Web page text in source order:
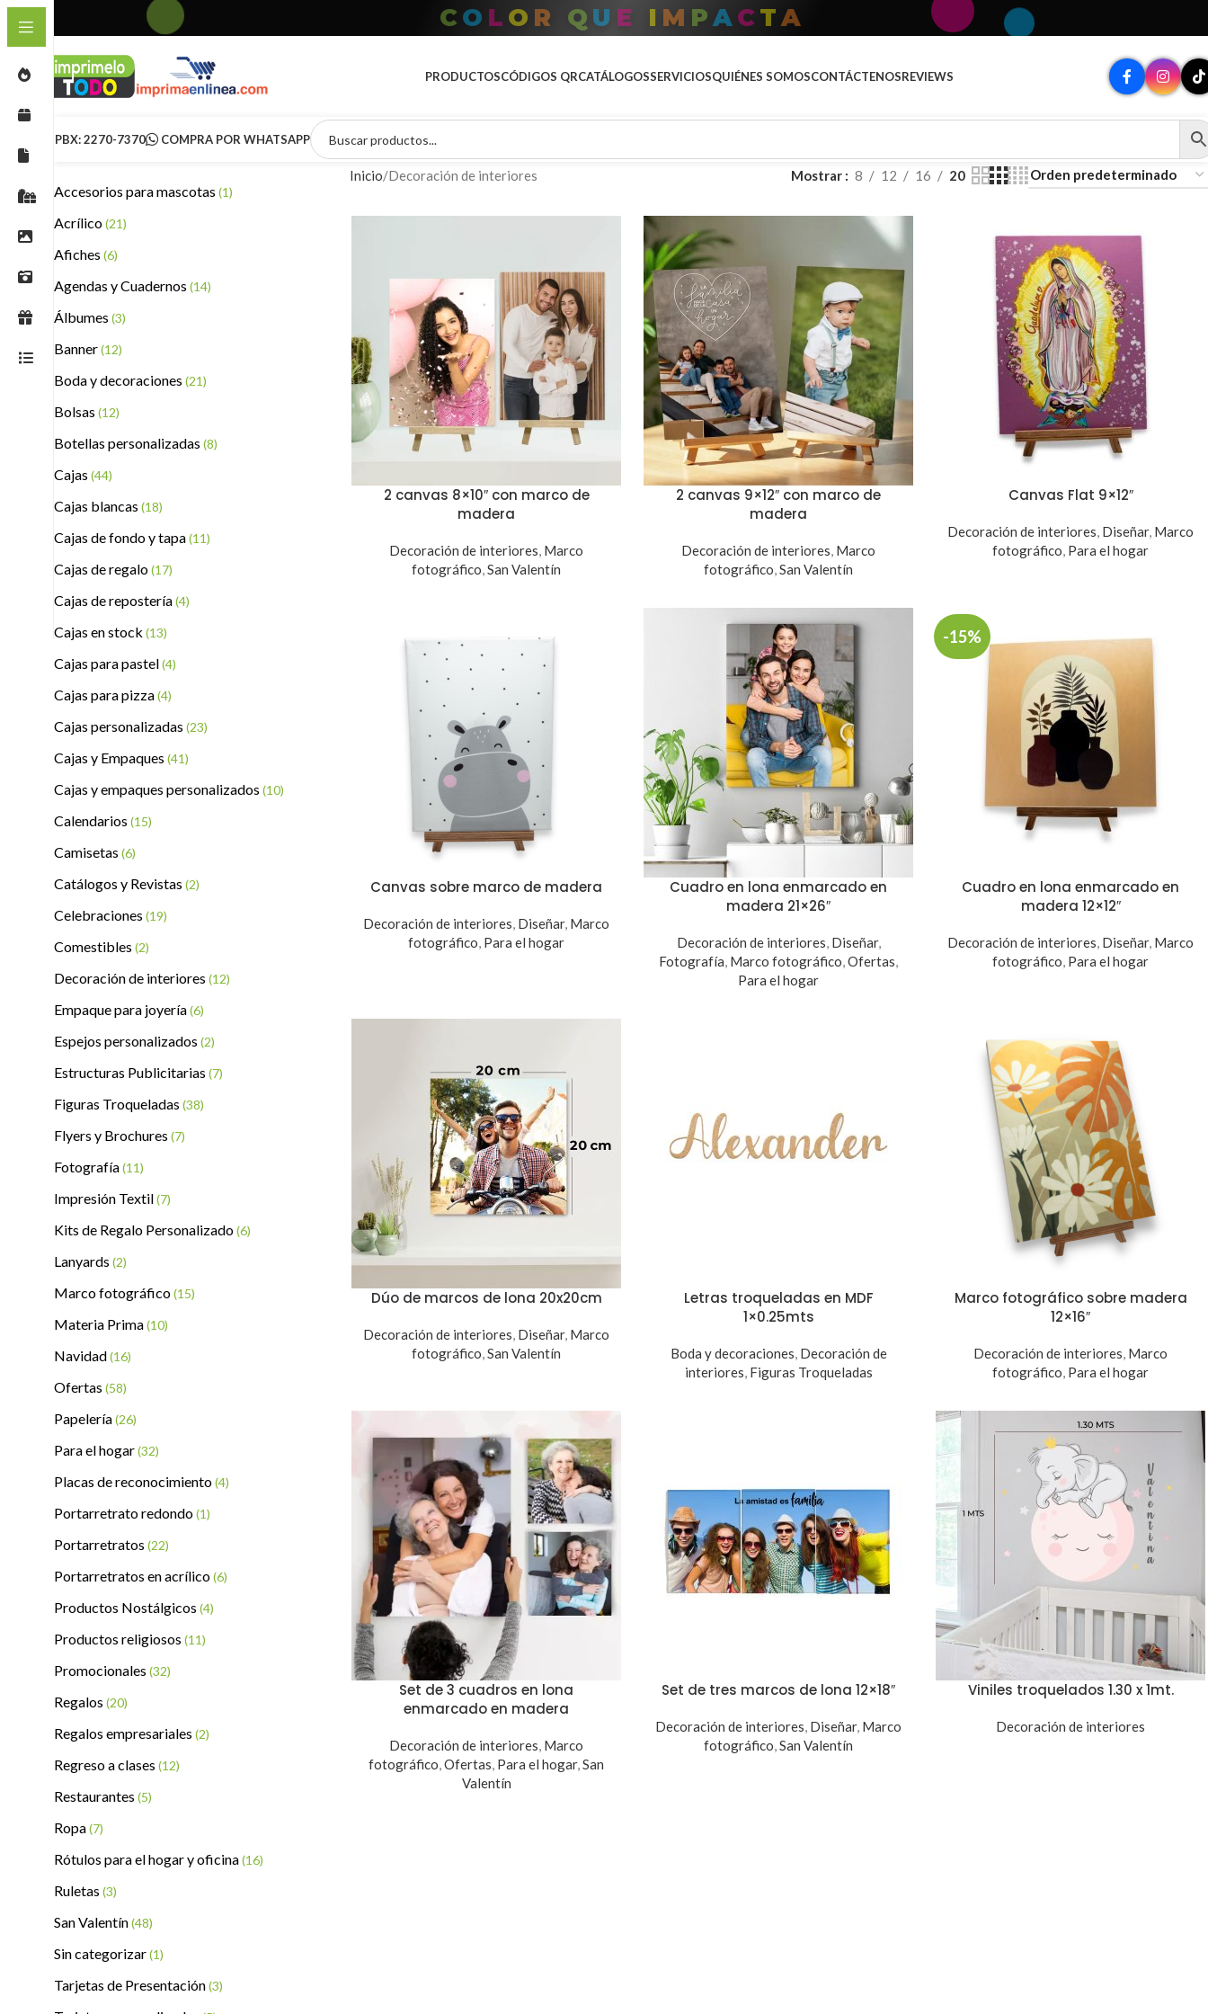
TODO P ARA T U MARCA
PRODUCTOSCÓDIGOS QRCATÁLOGOSSERVICIOSQUIÉNES SOMOSCONTÁCTENOSREVIEWS
PBX: 2270-7370 COMPRA POR WHATSAPP
Accesorios para mascotas (1)
Acrílico(21)
Afiches (6)
Agendas y Cuadernos (14)
Álbumes (3)
Banner(12)
Boda y decoraciones (21)
Bolsas (12)
Botellas personalizadas (8)
Cajas (44)
Cajas blancas (18)
Cajas de fondo y tapa(11)
Cajas de regalo(17)
Cajas de repostería(4)
Cajas en stock (13)
Cajas para pastel(4)
Cajas para pizza(4)
Cajas personalizadas (23)
Cajas y Empaques (41)
Cajas y empaques personalizados (10)
Calendarios (15)
Camisetas (6)
Catálogos y Revistas (2)
Celebraciones (19)
Comestibles (2)
Decoración de interiores (12)
Empaque para joyería(6)
Espejos personalizados (2)
Estructuras Publicitarias (7)
Figuras Troqueladas (38)
Flyers y Brochures (7)
Fotografía(11)
Impresión Textil(7)
Kits de Regalo Personalizado(6)
Lanyards (2)
Marco fotográfico(15)
Materia Prima(10)
Navidad(16)
Ofertas (58)
Papelería(26)
Para el hogar(32)
Placas de reconocimiento(4)
Portarretrato redondo(1)
Portarretratos (22)
Portarretratos en acrílico(6)
Productos Nostálgicos (4)
Productos religiosos (11)
Promocionales (32)
Regalos (20)
Regalos empresariales (2)
Regreso a clases (12)
Restaurantes (5)
Ropa(7)
Rótulos para el hogar y oficina(16)
Ruletas (3)
San Valentín(48)
Sin categorizar(1)
Tarjetas de Presentación(3)
Inicio Decoración de interiores Mostrar 8 12 16 20
2 canvas 8×10″ con marco de
madera
Decoración de interiores, Marco
fotográfico,San Valentín
2 canvas 9×12″ con marco de
madera
Decoración de interiores, Marco
fotográfico,San Valentín
Canvas Flat 9×12″
Decoración de interiores, Diseñar, Marco
fotográfico, Para el hogar
Canvas sobre marco de madera
Decoración de interiores, Diseñar, Marco
fotográfico, Para el hogar
Cuadro en lona enmarcado en
madera 21×26″
Decoración de interiores, Diseñar,
Fotografía, Marco fotográfico,Ofertas,
Para el hogar
-15%
Cuadro en lona enmarcado en
madera 12×12″
Decoración de interiores, Diseñar, Marco
fotográfico, Para el hogar
Dúo de marcos de lona 20x20cm
Decoración de interiores, Diseñar, Marco
fotográfico,San Valentín
Letras troqueladas en MDF
1×0.25mts
Boda y decoraciones, Decoración de
interiores, Figuras Troqueladas
Marco fotográfico sobre madera
12×16″
Decoración de interiores, Marco
fotográfico, Para el hogar
Set de 3 cuadros en lona
enmarcado en madera
Decoración de interiores, Marco
fotográfico,Ofertas, Para el hogar,San
Valentín
Set de tres marcos de lona 12×18″
Decoración de interiores, Diseñar, Marco
fotográfico,San Valentín
Viniles troquelados 1.30 x 1mt.
Decoración de interiores